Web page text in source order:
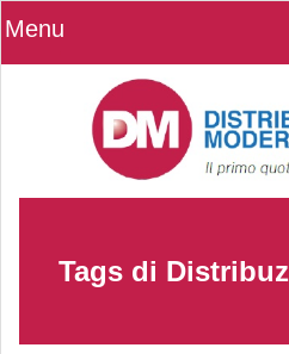
Menu
Tags di